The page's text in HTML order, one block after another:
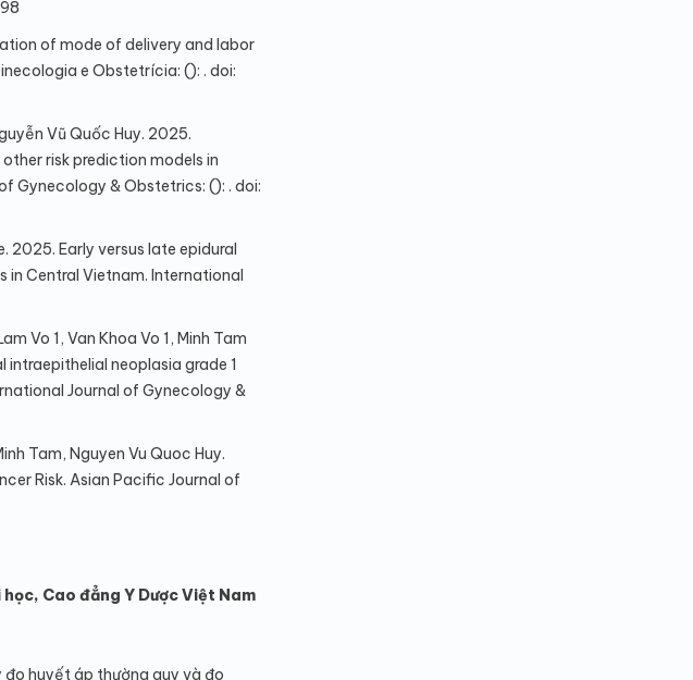
of mode of delivery and labor
e Obstetrícia: (): . doi:
Vũ Quốc Huy. 2025.
risk prediction models in
Gynecology & Obstetrics: (): . doi:
2025. Early versus late epidural
Central Vietnam. International
Vo 1, Van Khoa Vo 1, Minh Tam
neoplasia grade 1
Journal of Gynecology &
Tam, Nguyen Vu Quoc Huy.
Risk. Asian Pacific Journal of
Cao đẳng Y Dược Việt Nam
huyết áp thường quy và đo